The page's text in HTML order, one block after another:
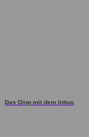
Das Ding mit dem Inbus